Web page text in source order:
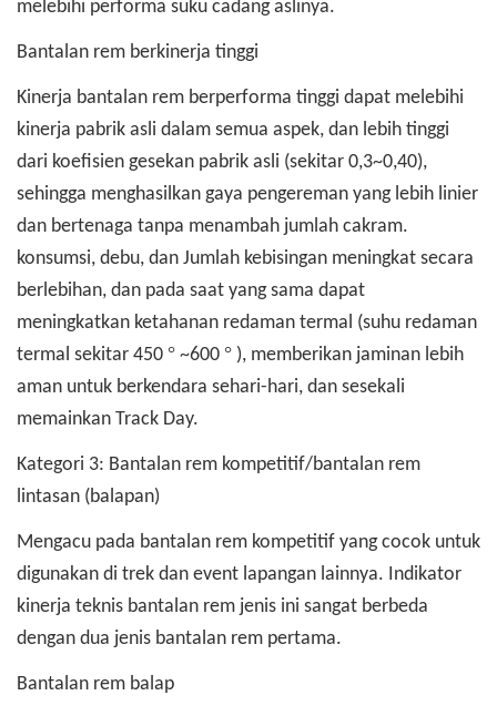
melebihi performa suku cadang aslinya.
Bantalan rem berkinerja tinggi
Kinerja bantalan rem berperforma tinggi dapat melebihi
kinerja pabrik asli dalam semua aspek, dan lebih tinggi
dari koefisien gesekan pabrik asli (sekitar 0,3~0,40),
sehingga menghasilkan gaya pengereman yang lebih linier
dan bertenaga tanpa menambah jumlah cakram.
konsumsi, debu, dan Jumlah kebisingan meningkat secara
berlebihan, dan pada saat yang sama dapat
meningkatkan ketahanan redaman termal (suhu redaman
termal sekitar 450 ° ~600 ° ), memberikan jaminan lebih
aman untuk berkendara sehari-hari, dan sesekali
memainkan Track Day.
Kategori 3: Bantalan rem kompetitif/bantalan rem
lintasan (balapan)
Mengacu pada bantalan rem kompetitif yang cocok untuk
digunakan di trek dan event lapangan lainnya. Indikator
kinerja teknis bantalan rem jenis ini sangat berbeda
dengan dua jenis bantalan rem pertama.
Bantalan rem balap